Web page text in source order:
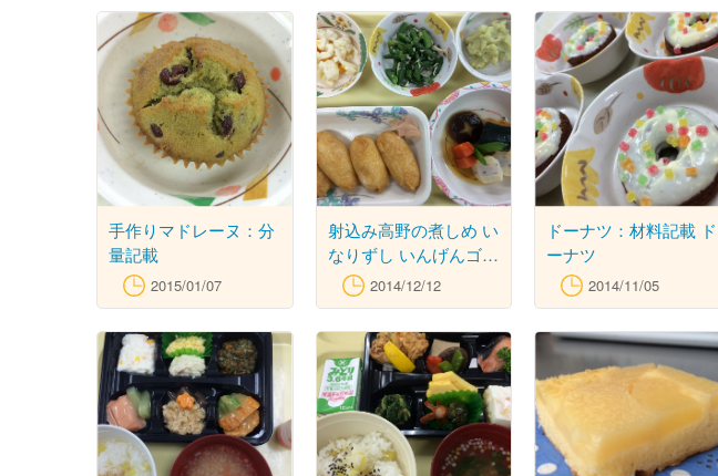
手作りマドレーヌ：分
量記載
2015/01/07
射込み高野の煮しめ い
なりずし いんげんゴマ
汚し カリフラワーとみ
かんの酢の物 さつまい
もきんとん
2014/12/12
ドーナツ：材料記載 ド
ーナツ
2014/11/05